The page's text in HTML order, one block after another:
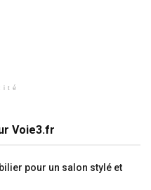
Voie3.fr
pour un salon stylé et